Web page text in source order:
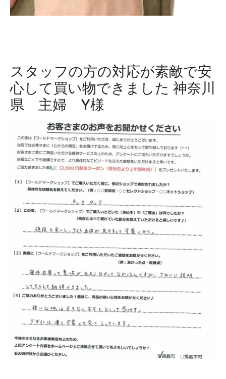
スタッフの方の対応が素敵で安
心して買い物できました 神奈川
県 主婦 Y様